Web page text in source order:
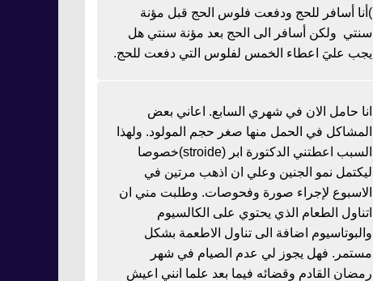
)أنا أسافر للحج ودفعت فلوس الحج قبل مؤنة
سنتي ولكن أسافر الى الحج بعد مؤنة سنتي هل
يجب عليَ اعطاء الخمس لفلوس التي دفعت للحج.
انا حامل الان في شهري السابع. اعاني بعض
المشاكل في الحمل منها صغر حجم المولود. ولهذا
السبب اعطتني الدكتورة ابر (stroide)خصوصا
ليكتمل نمو الجنين وعلي ان اذهب مرتين في
الاسبوع لإجراء صورة وفحوصات. وطلبت مني ان
اتناول الطعام الذي يحتوي على الكالسيوم
والبوتاسيوم اضافة الى تناول الاطعمة بشكل
مستمر. فهل يجوز لي عدم الصيام في شهر
رمضان القادم وقضائه فيما بعد علما انني اعيش